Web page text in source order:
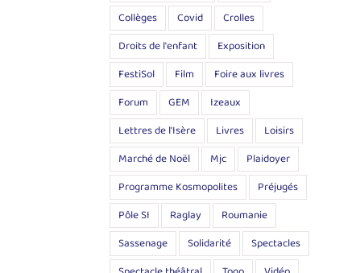
Collèges
Covid
Crolles
Droits de l'enfant
Exposition
FestiSol
Film
Foire aux livres
Forum
GEM
Izeaux
Lettres de l'Isère
Livres
Loisirs
Marché de Noël
Mjc
Plaidoyer
Programme Kosmopolites
Préjugés
Pôle SI
Raglay
Roumanie
Sassenage
Solidarité
Spectacles